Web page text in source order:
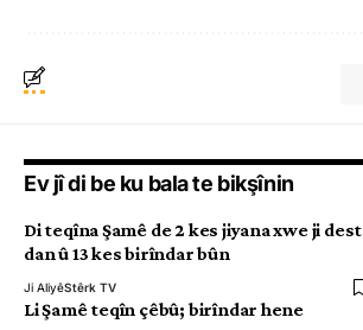
Ev jî di be ku bala te bikşînin
Di teqîna Şamê de 2 kes jiyana xwe ji dest
dan û 13 kes birîndar bûn
Ji AliyêStêrk TV
Li Şamê teqîn çêbû; birîndar hene